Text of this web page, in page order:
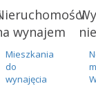
wynajem
Mieszkania
do
wynajęcia